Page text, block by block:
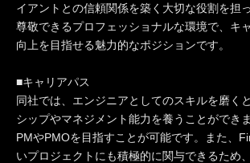
イアントとの信頼関係を築く大切な役割を担
尊敬できるプロフェッショナルな環境で、キ
向上を目指せる魅力的なポジションです。
■キャリアパス
同社では、エンジニアとしてのスキルを磨く
シップやマネジメント能力を養うことができ
PMやPMOを目指すことが可能です。また、
いプロジェクトにも積極的に関与できるため